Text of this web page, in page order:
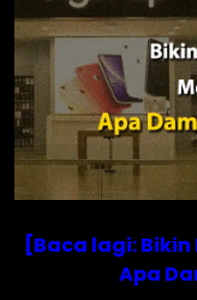
[Baca lagi:
Apa